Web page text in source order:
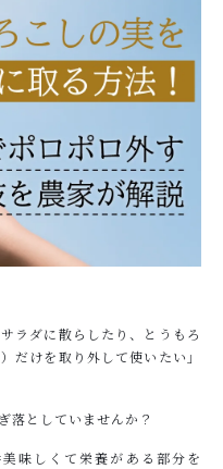
わせ
ラダに散らしたり、とうもろ
だけを取り外して使いたい」
落としていませんか？
味しくて栄養がある部分を